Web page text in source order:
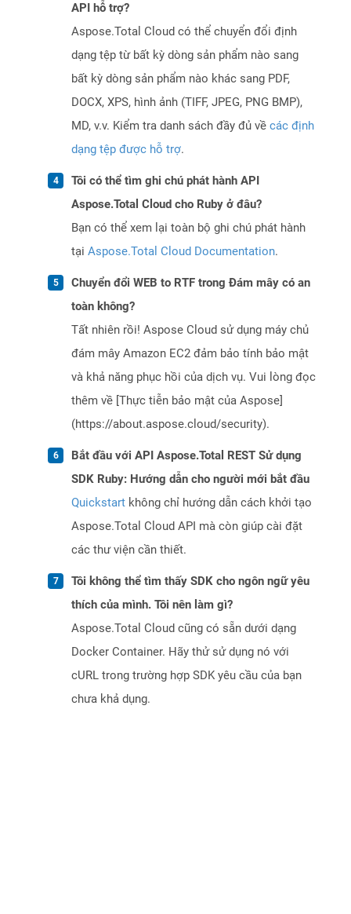
API hỗ trợ?
Aspose.Total Cloud có thể chuyển đổi định
dạng tệp từ bất kỳ dòng sản phẩm nào sang
bất kỳ dòng sản phẩm nào khác sang PDF,
DOCX, XPS, hình ảnh (TIFF, JPEG, PNG BMP),
MD, v.v. Kiểm tra danh sách đầy đủ về các định
dạng tệp được hỗ trợ.
Tôi có thể tìm ghi chú phát hành API
Aspose.Total Cloud cho Ruby ở đâu?
Bạn có thể xem lại toàn bộ ghi chú phát hành
tại Aspose.Total Cloud Documentation.
Chuyển đổi WEB to RTF trong Đám mây có an
toàn không?
Tất nhiên rồi! Aspose Cloud sử dụng máy chủ
đám mây Amazon EC2 đảm bảo tính bảo mật
và khả năng phục hồi của dịch vụ. Vui lòng đọc
thêm về [Thực tiễn bảo mật của Aspose]
(https://about.aspose.cloud/security).
Bắt đầu với API Aspose.Total REST Sử dụng
SDK Ruby: Hướng dẫn cho người mới bắt đầu
Quickstart không chỉ hướng dẫn cách khởi tạo
Aspose.Total Cloud API mà còn giúp cài đặt
các thư viện cần thiết.
Tôi không thể tìm thấy SDK cho ngôn ngữ yêu
thích của mình. Tôi nên làm gì?
Aspose.Total Cloud cũng có sẵn dưới dạng
Docker Container. Hãy thử sử dụng nó với
cURL trong trường hợp SDK yêu cầu của bạn
chưa khả dụng.